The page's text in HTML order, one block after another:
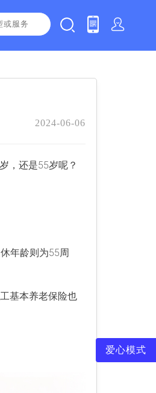
2024-06-06
，还是55岁呢？
年龄则为55周
基本养老保险也
爱心模式